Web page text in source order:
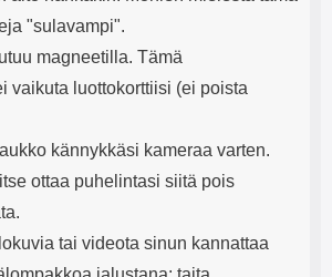
"sulavampi".
magneetilla. Tämä
vaikuta luottokorttiisi (ei poista
kännykkäsi kameraa varten.
ottaa puhelintasi siitä pois
tai videota sinun kannattaa